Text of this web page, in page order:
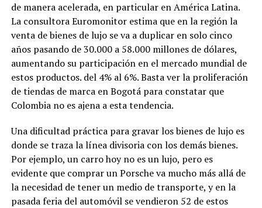
de manera acelerada, en particular en América Latina.
La consultora Euromonitor estima que en la región la
venta de bienes de lujo se va a duplicar en solo cinco
años pasando de 30.000 a 58.000 millones de dólares,
aumentando su participación en el mercado mundial de
estos productos. del 4% al 6%. Basta ver la proliferación
de tiendas de marca en Bogotá para constatar que
Colombia no es ajena a esta tendencia.
Una dificultad práctica para gravar los bienes de lujo es
donde se traza la línea divisoria con los demás bienes.
Por ejemplo, un carro hoy no es un lujo, pero es
evidente que comprar un Porsche va mucho más allá de
la necesidad de tener un medio de transporte, y en la
pasada feria del automóvil se vendieron 52 de estos